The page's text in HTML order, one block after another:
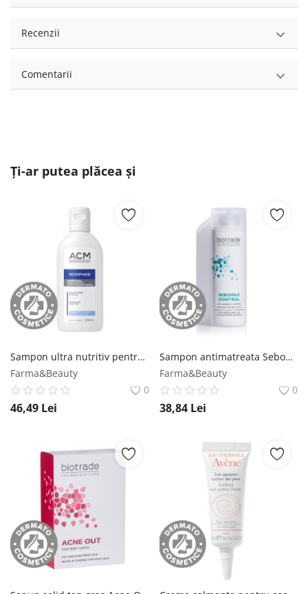
Recenzii
Comentarii
Ți-ar putea plăcea și
Sampon ultra nutritiv pentru par uscat Novophane, 200ml, ACM ACM
Farma&Beauty
0
46,49 Lei
Sampon antimatreata Sebomax Control, 200ml, Biotrade Biotrade
Farma&Beauty
0
38,84 Lei